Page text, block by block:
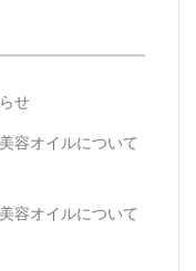
せ
容オイルについて
容オイルについて